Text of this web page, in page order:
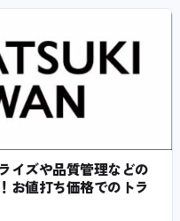
イズや品質管理などの
お値打ち価格でのトラ